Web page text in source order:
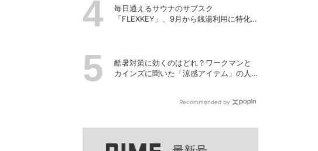
毎日通えるサウナのサブスク
「FLEXKEY」、9月から銭湯利用に特化し
酷暑対策に効くのはどれ？ワークマンと
カインズに聞いた「涼感アイテム」の人
Recommended by